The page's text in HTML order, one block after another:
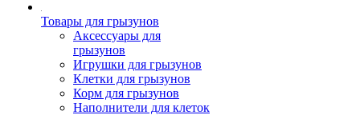
Товары для грызунов
Аксессуары для
грызунов
Игрушки для грызунов
Клетки для грызунов
Корм для грызунов
Наполнители для клеток